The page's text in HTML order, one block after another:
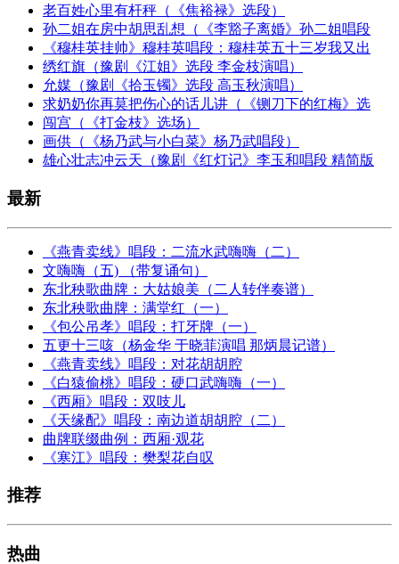
老百姓心里有杆秤（《焦裕禄》选段）
孙二姐在房中胡思乱想（《李豁子离婚》孙二姐唱段
《穆桂英挂帅》穆桂英唱段：穆桂英五十三岁我又出
绣红旗（豫剧《江姐》选段 李金枝演唱）
允媒（豫剧《拾玉镯》选段 高玉秋演唱）
求奶奶你再莫把伤心的话儿讲（《铡刀下的红梅》选
闯宫（《打金枝》选场）
画供（《杨乃武与小白菜》杨乃武唱段）
雄心壮志冲云天（豫剧《红灯记》李玉和唱段 精简版
最新
《燕青卖线》唱段：二流水武嗨嗨（二）
文嗨嗨（五) （带复诵句）
东北秧歌曲牌：大姑娘美（二人转伴奏谱）
东北秧歌曲牌：满堂红（一）
《包公吊孝》唱段：打牙牌（一）
五更十三咳（杨金华 于晓菲演唱 那炳晨记谱）
《燕青卖线》唱段：对花胡胡腔
《白猿偷桃》唱段：硬口武嗨嗨（一）
《西厢》唱段：双吱儿
《天缘配》唱段：南边道胡胡腔（二）
曲牌联缀曲例：西厢·观花
《寒江》唱段：樊梨花自叹
推荐
热曲